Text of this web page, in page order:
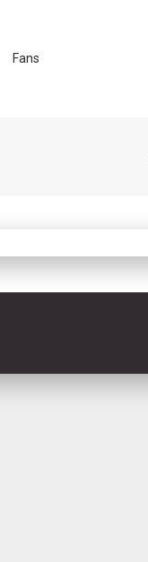
Fans